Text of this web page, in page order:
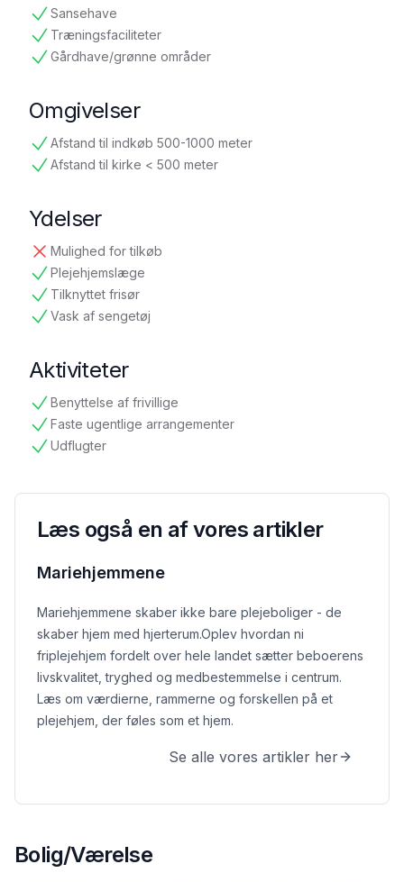
Sansehave
tilgængelig
Træningsfaciliteter
tilgængelig
Gårdhave/grønne områder
tilgængelig
Omgivelser
Afstand til indkøb 500-1000 meter
tilgængelig
Afstand til kirke < 500 meter
tilgængelig
Ydelser
Mulighed for tilkøb
ikke tilgængelig
Plejehjemslæge
tilgængelig
Tilknyttet frisør
tilgængelig
Vask af sengetøj
tilgængelig
Aktiviteter
Benyttelse af frivillige
tilgængelig
Faste ugentlige arrangementer
tilgængelig
Udflugter
tilgængelig
Læs også en af vores artikler
Mariehjemmene
Mariehjemmene skaber ikke bare plejeboliger - de
skaber hjem med hjerterum.Oplev hvordan ni
friplejehjem fordelt over hele landet sætter beboerens
livskvalitet, tryghed og medbestemmelse i centrum.
Læs om værdierne, rammerne og forskellen på et
plejehjem, der føles som et hjem.
Se alle vores artikler her
Bolig/Værelse